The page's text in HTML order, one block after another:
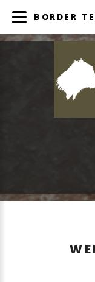
BORDER